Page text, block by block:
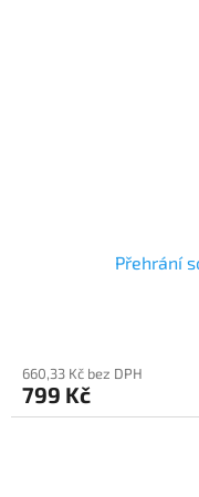
Přehrání
660,33 Kč bez DPH
799 Kč